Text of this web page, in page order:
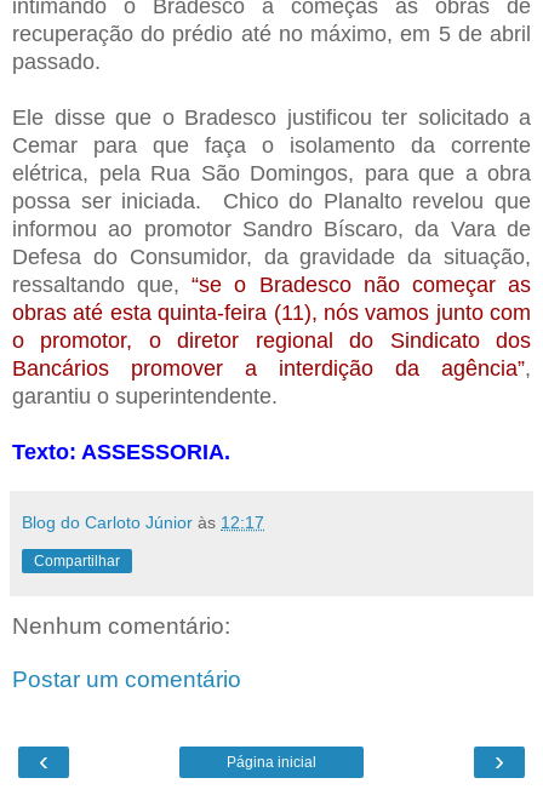
intimando o Bradesco a começas as obras de
recuperação do prédio até no máximo, em 5 de abril
passado.
Ele disse que o Bradesco justificou ter solicitado a
Cemar para que faça o isolamento da corrente
elétrica, pela Rua São Domingos, para que a obra
possa ser iniciada. Chico do Planalto revelou que
informou ao promotor Sandro Bíscaro, da Vara de
Defesa do Consumidor, da gravidade da situação,
ressaltando que,“se o Bradesco não começar as
obras até esta quinta-feira (11), nós vamos junto com
o promotor, o diretor regional do Sindicato dos
Bancários promover a interdição da agência”,
garantiu o superintendente.
Texto: ASSESSORIA.
Blog do Carloto Júnior às 12:17
Compartilhar
Nenhum comentário:
Postar um comentário
‹ ›
Página inicial